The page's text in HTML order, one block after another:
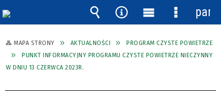
MAPA STRONY AKTUALNOŚCI
PROGRAM CZYSTE POWIETRZE
PUNKT INFORMACYJNY PROGRAMU CZYSTE POWIETRZE NIECZYNNY
W DNIU 13 CZERWCA 2023R.
Wyszukiwarka
Narzędzia
Menu
główne
Menu